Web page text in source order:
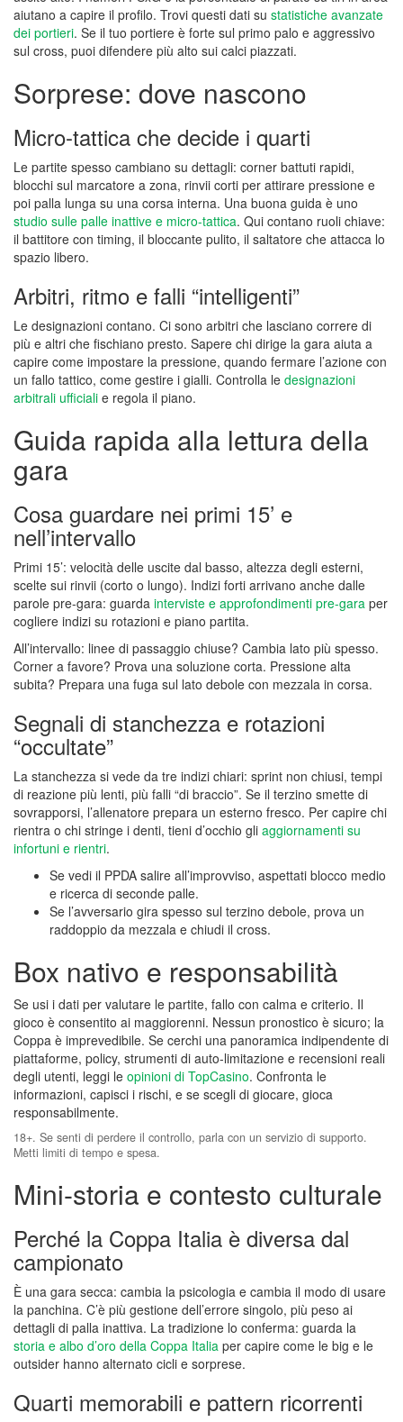
aiutano a capire il profilo. Trovi questi dati su statistiche avanzate
dei portieri. Se il tuo portiere è forte sul primo palo e aggressivo
sul cross, puoi difendere più alto sui calci piazzati.
Sorprese: dove nascono
Micro-tattica che decide i quarti
Le partite spesso cambiano su dettagli: corner battuti rapidi,
blocchi sul marcatore a zona, rinvii corti per attirare pressione e
poi palla lunga su una corsa interna. Una buona guida è uno
studio sulle palle inattive e micro-tattica. Qui contano ruoli chiave:
il battitore con timing, il bloccante pulito, il saltatore che attacca lo
spazio libero.
Arbitri, ritmo e falli “intelligenti”
Le designazioni contano. Ci sono arbitri che lasciano correre di
più e altri che fischiano presto. Sapere chi dirige la gara aiuta a
capire come impostare la pressione, quando fermare l’azione con
un fallo tattico, come gestire i gialli. Controlla le designazioni
arbitrali ufficiali e regola il piano.
Guida rapida alla lettura della
gara
Cosa guardare nei primi 15’ e
nell’intervallo
Primi 15’: velocità delle uscite dal basso, altezza degli esterni,
scelte sui rinvii (corto o lungo). Indizi forti arrivano anche dalle
parole pre-gara: guarda interviste e approfondimenti pre-gara per
cogliere indizi su rotazioni e piano partita.
All’intervallo: linee di passaggio chiuse? Cambia lato più spesso.
Corner a favore? Prova una soluzione corta. Pressione alta
subita? Prepara una fuga sul lato debole con mezzala in corsa.
Segnali di stanchezza e rotazioni
“occultate”
La stanchezza si vede da tre indizi chiari: sprint non chiusi, tempi
di reazione più lenti, più falli “di braccio”. Se il terzino smette di
sovrapporsi, l’allenatore prepara un esterno fresco. Per capire chi
rientra o chi stringe i denti, tieni d’occhio gli aggiornamenti su
infortuni e rientri.
Se vedi il PPDA salire all’improvviso, aspettati blocco medio
e ricerca di seconde palle.
Se l’avversario gira spesso sul terzino debole, prova un
raddoppio da mezzala e chiudi il cross.
Box nativo e responsabilità
Se usi i dati per valutare le partite, fallo con calma e criterio. Il
gioco è consentito ai maggiorenni. Nessun pronostico è sicuro; la
Coppa è imprevedibile. Se cerchi una panoramica indipendente di
piattaforme, policy, strumenti di auto‑limitazione e recensioni reali
degli utenti, leggi le opinioni di TopCasino. Confronta le
informazioni, capisci i rischi, e se scegli di giocare, gioca
responsabilmente.
18+. Se senti di perdere il controllo, parla con un servizio di supporto.
Metti limiti di tempo e spesa.
Mini-storia e contesto culturale
Perché la Coppa Italia è diversa dal
campionato
È una gara secca: cambia la psicologia e cambia il modo di usare
la panchina. C’è più gestione dell’errore singolo, più peso ai
dettagli di palla inattiva. La tradizione lo conferma: guarda la
storia e albo d’oro della Coppa Italia per capire come le big e le
outsider hanno alternato cicli e sorprese.
Quarti memorabili e pattern ricorrenti